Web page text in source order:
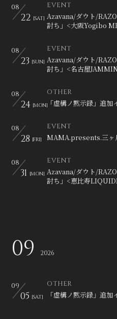
08
22 [SAT]
EVENT
Azavana/ダウト/
討ち」<大阪Yogibo
08
23 [SUN]
EVENT
Azavana/ダウト/
討ち」<名古屋
08
24 [MON]
OTHER
「虚構ノ黙示録」追加
08
28 [FRI]
EVENT
MAMA.presents.三ヶ
08
31 [MON]
EVENT
Azavana/ダウト/
討ち」<恵比寿
09 2026
09
05 [SAT]
OTHER
「虚構ノ黙示録」追